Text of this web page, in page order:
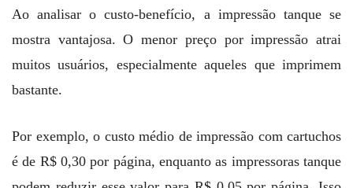
Ao analisar o custo-benefício, a impressão tanque se
mostra vantajosa. O menor preço por impressão atrai
muitos usuários, especialmente aqueles que imprimem
bastante.
Por exemplo, o custo médio de impressão com cartuchos
é de R$ 0,30 por página, enquanto as impressoras tanque